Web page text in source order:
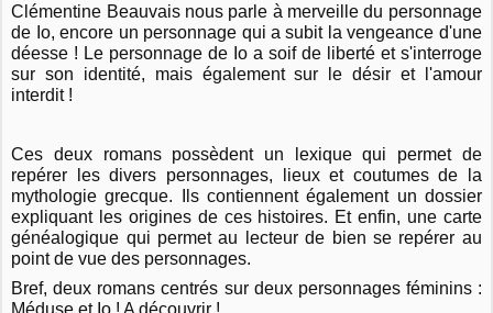
Clémentine Beauvais nous parle à merveille du personnage
de Io, encore un personnage qui a subit la vengeance d'une
déesse ! Le personnage de Io a soif de liberté et s'interroge
sur son identité, mais également sur le désir et l'amour
interdit !
Ces deux romans possèdent un lexique qui permet de
repérer les divers personnages, lieux et coutumes de la
mythologie grecque. Ils contiennent également un dossier
expliquant les origines de ces histoires. Et enfin, une carte
généalogique qui permet au lecteur de bien se repérer au
point de vue des personnages.
Bref, deux romans centrés sur deux personnages féminins :